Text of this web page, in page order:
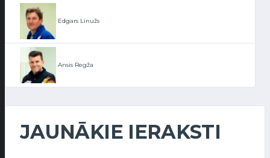
Edgars Linužs
Ansis Regža
JAUNĀKIE IERAKSTI